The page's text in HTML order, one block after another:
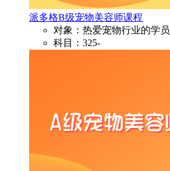
派多格B级宠物美容师课程
对象：热爱宠物行业的学员
科目：325-